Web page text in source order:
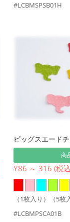
#LCBMSPSB01H
ピッグスエード
商
¥86 ～ 316 (税
（1枚入り）（5枚
#LCBMPSCA01B